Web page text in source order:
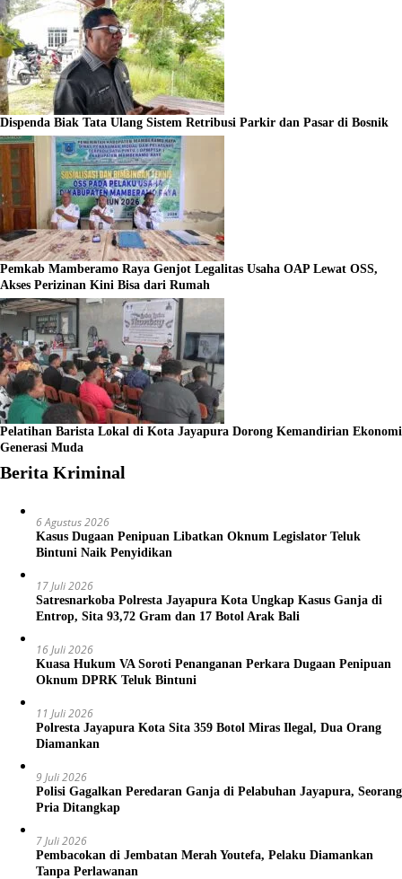
Dispenda Biak Tata Ulang Sistem Retribusi Parkir dan Pasar di Bosnik
Pemkab Mamberamo Raya Genjot Legalitas Usaha OAP Lewat OSS,
Akses Perizinan Kini Bisa dari Rumah
Pelatihan Barista Lokal di Kota Jayapura Dorong Kemandirian Ekonomi
Generasi Muda
Berita Kriminal
6 Agustus 2026
Kasus Dugaan Penipuan Libatkan Oknum Legislator Teluk
Bintuni Naik Penyidikan
17 Juli 2026
Satresnarkoba Polresta Jayapura Kota Ungkap Kasus Ganja di
Entrop, Sita 93,72 Gram dan 17 Botol Arak Bali
16 Juli 2026
Kuasa Hukum VA Soroti Penanganan Perkara Dugaan Penipuan
Oknum DPRK Teluk Bintuni
11 Juli 2026
Polresta Jayapura Kota Sita 359 Botol Miras Ilegal, Dua Orang
Diamankan
9 Juli 2026
Polisi Gagalkan Peredaran Ganja di Pelabuhan Jayapura, Seorang
Pria Ditangkap
7 Juli 2026
Pembacokan di Jembatan Merah Youtefa, Pelaku Diamankan
Tanpa Perlawanan